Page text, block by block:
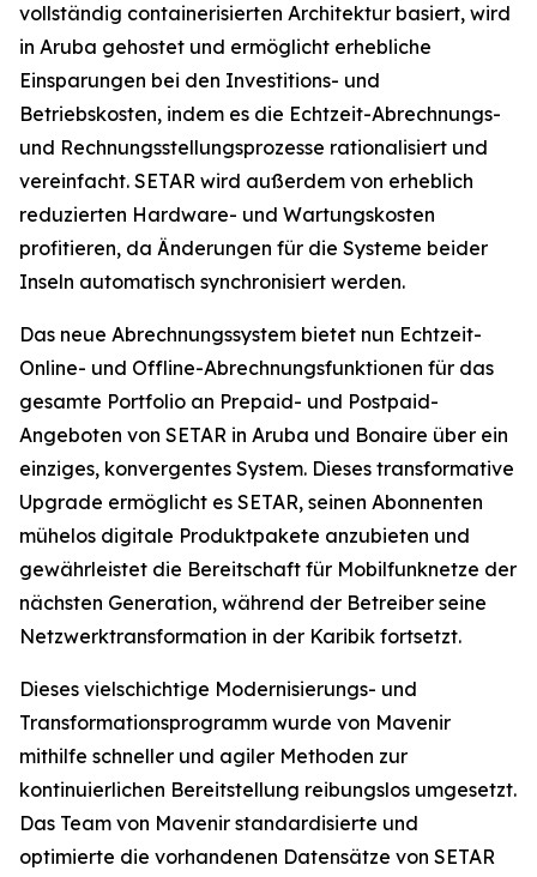
vollständig containerisierten Architektur basiert, wird
in Aruba gehostet und ermöglicht erhebliche
Einsparungen bei den Investitions- und
Betriebskosten, indem es die Echtzeit-Abrechnungs-
und Rechnungsstellungsprozesse rationalisiert und
vereinfacht. SETAR wird außerdem von erheblich
reduzierten Hardware- und Wartungskosten
profitieren, da Änderungen für die Systeme beider
Inseln automatisch synchronisiert werden.
Das neue Abrechnungssystem bietet nun Echtzeit-
Online- und Offline-Abrechnungsfunktionen für das
gesamte Portfolio an Prepaid- und Postpaid-
Angeboten von SETAR in Aruba und Bonaire über ein
einziges, konvergentes System. Dieses transformative
Upgrade ermöglicht es SETAR, seinen Abonnenten
mühelos digitale Produktpakete anzubieten und
gewährleistet die Bereitschaft für Mobilfunknetze der
nächsten Generation, während der Betreiber seine
Netzwerktransformation in der Karibik fortsetzt.
Dieses vielschichtige Modernisierungs- und
Transformationsprogramm wurde von Mavenir
mithilfe schneller und agiler Methoden zur
kontinuierlichen Bereitstellung reibungslos umgesetzt.
Das Team von Mavenir standardisierte und
optimierte die vorhandenen Datensätze von SETAR